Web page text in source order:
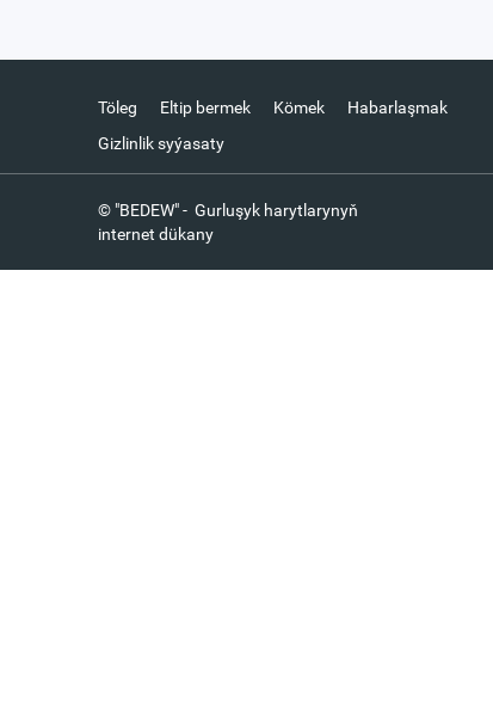
Töleg Eltip bermek Kömek
Habarlaşmak
Gizlinlik syýasaty
© "BEDEW" - Gurluşyk harytlarynyň
internet dükany